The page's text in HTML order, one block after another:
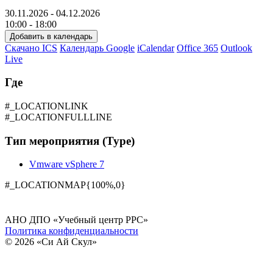
30.11.2026 - 04.12.2026
10:00 - 18:00
Добавить в календарь
Скачано ICS Календарь Google iCalendar Office 365 Outlook
Live
Где
#_LOCATIONLINK
#_LOCATIONFULLLINE
Тип мероприятия (Type)
Vmware vSphere 7
#_LOCATIONMAP{100%,0}
АНО ДПО «Учебный центр РРС»
Политика конфиденциальности
© 2026 «Си Ай Скул»